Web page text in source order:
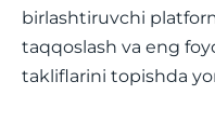
birlashtiruvchi
taqqoslash va eng
takliflarini topishda